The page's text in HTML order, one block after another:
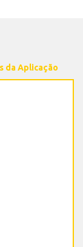
da Aplicação